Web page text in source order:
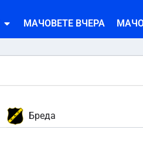
МАЧОВЕТЕ ВЧЕРА
Бреда